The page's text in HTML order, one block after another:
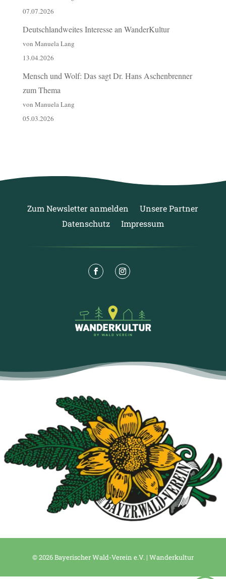
07.07.2026
Deutschlandweites Interesse an WanderKultur
von Manuela Lang
13.04.2026
Mensch und Wolf: Das sagt Dr. Hans Aschenbrenner
zum Thema
von Manuela Lang
05.03.2026
Zum Newsletter anmelden
Unsere Partner
Datenschutz
Impressum
© 2026 Bayerischer Wald-Verein e.V. | Wanderkultur